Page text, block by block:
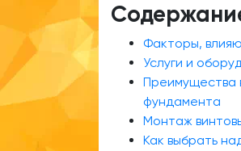
Факторы,
Услуги и
Преимущества
фундамента
Монтаж
Как выбрать